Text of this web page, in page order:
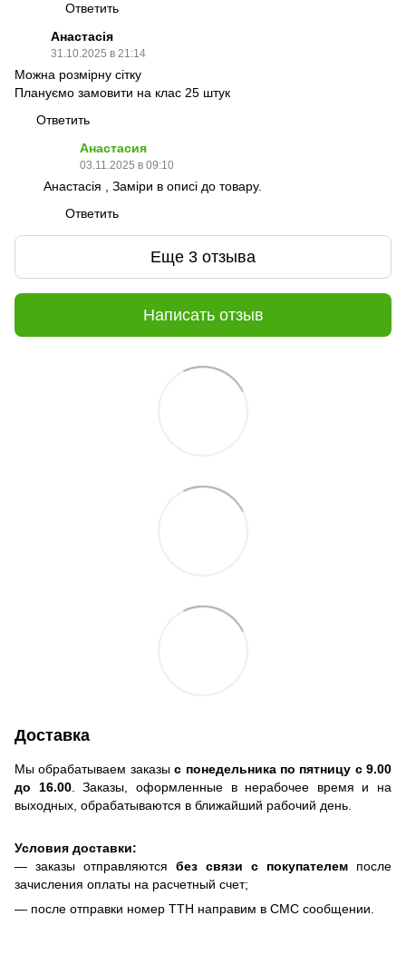
Ответить
Анастасія
31.10.2025 в 21:14
Можна розмірну сітку
Плануємо замовити на клас 25 штук
Ответить
Анастасия
03.11.2025 в 09:10
Анастасія , Заміри в описі до товару.
Ответить
Еще 3 отзыва
Написать отзыв
Доставка
Мы обрабатываем заказыс понедельника по пятницу с 9.00
до 16.00. Заказы, оформленные в нерабочее время и на
выходных, обрабатываются в ближайший рабочий день.
Условия доставки:
— заказы отправляются без связи с покупателем после
зачисления оплаты на расчетный счет;
— после отправки номер ТТН направим в СМС сообщении.